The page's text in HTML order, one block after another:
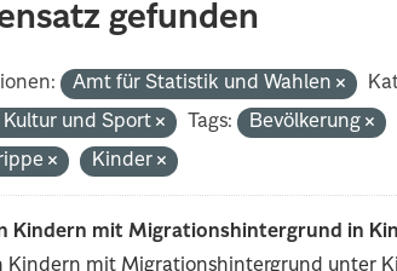
gefunden
Amt für Statistik und Wahlen
Kultur und Sport
Tags:
Bevölkerung
Kinder
Kindern mit Migrationshintergrund in
Kindern mit Migrationshintergrund unter